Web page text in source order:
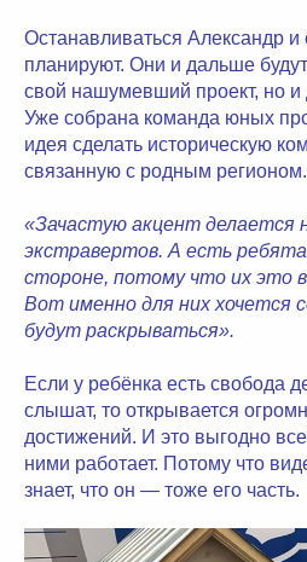
Останавливаться Александр и
планируют. Они и дальше
свой нашумевший проект, но и
Уже собрана команда юных
идея сделать историческую
связанную с родным регионом.
«Зачастую акцент делается
экстравертов. А есть
стороне, потому что их это
Вот именно для них хочется
будут раскрываться».
Если у ребёнка есть свобода
слышат, то открывается
достижений. И это выгодно
ними работает. Потому что
знает, что он — тоже его часть.